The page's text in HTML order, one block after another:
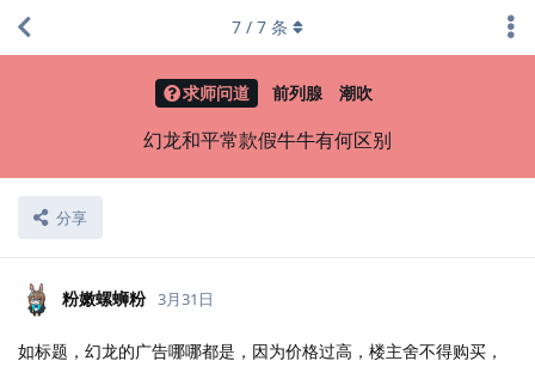
求师问道 前列腺 潮吹
幻龙和平常款假牛牛有何区别
分享
7 / 7 条
粉嫩螺蛳粉 3月31日
如标题，幻龙的广告哪哪都是，因为价格过高，楼主舍不得购买，